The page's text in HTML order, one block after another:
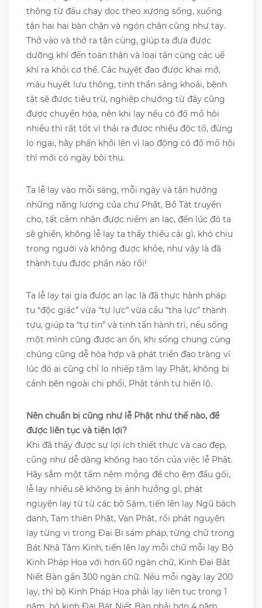
thông từ đầu chạy dọc theo xương sống, xuống
tận hai hai bàn chân và ngón chân cũng như tay.
Thở vào và thở ra tận cùng, giúp ta đưa được
dưỡng khí đến toàn thân và loại tận cùng các uế
khí ra khỏi cơ thể. Các huyệt đạo được khai mở,
máu huyết lưu thông, tinh thần sảng khoái, bệnh
tật sẽ được tiêu trừ, nghiệp chướng từ đây cũng
được chuyển hóa, nên khi lạy nếu có đổ mồ hôi
nhiều thì rất tốt vì thải ra được nhiều độc tố, đừng
lo ngại, hãy phấn khởi lên vì lao động có đổ mồ hôi
thì mới có ngày bội thu.
Ta lễ lạy vào mỗi sáng, mỗi ngày và tận hưởng
những năng lượng của chư Phật, Bồ Tát truyền
cho, tất cảm nhận được niềm an lạc, đến lúc đó ta
sẽ ghiền, không lễ lạy ta thấy thiếu cái gì, khó chịu
trong người và không được khỏe, như vậy là đã
thành tựu được phần nào rồi!
Ta lễ lạy tại gia được an lạc là đã thực hành pháp
tu “độc giác” vừa “tự lực” vừa cầu “tha lực” thành
tựu, giúp ta “tự tin” và tinh tấn hành trì, nếu sống
một mình cũng được an ổn, khi sống chung cùng
chúng cũng dễ hòa hợp và phát triển đạo tràng ví
lúc đó ai cũng chỉ lo nhiếp tâm lạy Phật, không bị
cảnh bên ngoài chi phối, Phật tánh tự hiển lộ.
Nên chuẩn bị cũng như lễ Phật như thế nào, để
được liên tục và tiện lợi?
Khi đã thấy được sự lợi ích thiết thực và cao đẹp,
cũng như dễ dàng không hao tốn của việc lễ Phật.
Hãy sắm một tấm nệm mỏng để cho êm đầu gối,
lễ lạy nhiều sẽ không bị ảnh hưởng gì, phát
nguyện lạy từ từ các bộ Sám, tiến lên lạy Ngũ bách
danh, Tam thiên Phật, Vạn Phật, rồi phát nguyện
lạy từng vị trong Đại Bi sám pháp, từng chữ trong
Bát Nhã Tâm Kinh, tiến lên lạy mỗi chữ mỗi lạy Bộ
Kinh Pháp Hoa với hơn 60 ngàn chữ, Kinh Đại Bát
Niết Bàn gần 300 ngàn chữ. Nếu mỗi ngày lạy 200
lạy, thì bộ Kinh Pháp Hoa phải lạy liên tục trong 1